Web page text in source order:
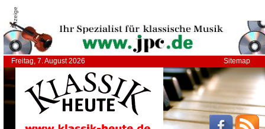
Anzeige
Freitag, 7. August 2026 Sitemap